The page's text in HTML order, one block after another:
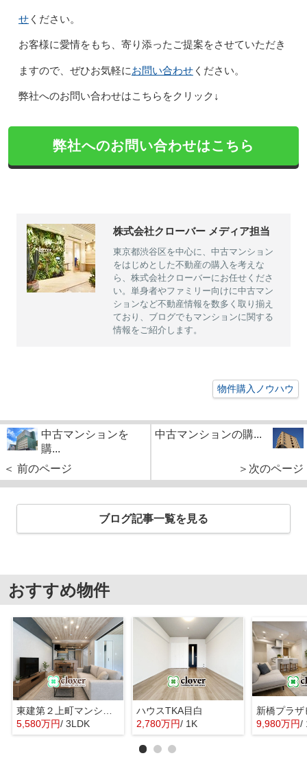
せください。
お客様に愛情をもち、寄り添ったご提案をさせていただき
ますので、ぜひお気軽にお問い合わせください。
弊社へのお問い合わせはこちらをクリック↓
弊社へのお問い合わせはこちら
株式会社クローバー メディア担当
東京都渋谷区を中心に、中古マンション
をはじめとした不動産の購入を考えな
ら、株式会社クローバーにお任せくださ
い。単身者やファミリー向けに中古マン
ションなど不動産情報を数多く取り揃え
ており、ブログでもマンションに関する
情報をご紹介します。
物件購入ノウハウ
中古マンションを
購...
＜ 前のページ
中古マンションの購...
＞次のページ
ブログ記事一覧を見る
おすすめ物件
5,580万円/ 3LDK
ハウスTKA目白
2,780万円/ 1K
新橋プラザ
9,980万円/